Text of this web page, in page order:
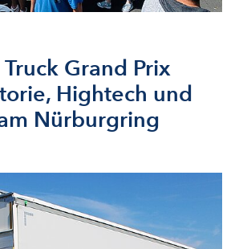
Grand Prix
Hightech und
Nürburgring